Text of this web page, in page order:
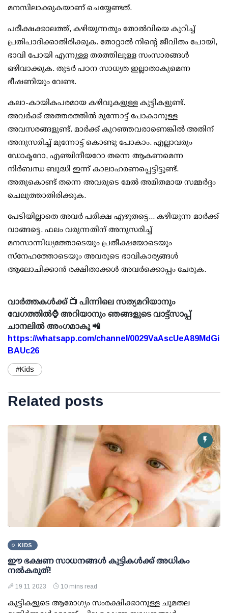
മനസിലാക്കുകയാണ് ചെയ്യേണ്ടത്.
പരീക്ഷക്കാലത്ത്, കഴിയുന്നതും തോല്‍വിയെ കുറിച്ച്
പ്രതിപാദിക്കാതിരിക്കുക. തോറ്റാല്‍ നിന്റെ ജീവിതം പോയി,
ഭാവി പോയി എന്നുള്ള തരത്തിലുള്ള സംസാരങ്ങള്‍
ഒഴിവാക്കുക. തുടര്‍ പഠന സാധ്യത ഇല്ലാതാകുമെന്ന
ഭീഷണിയും വേണ്ട.
കലാ-കായികപരമായ കഴിവുകളുള്ള കുട്ടികളുണ്ട്.
അവര്‍ക്ക് അത്തരത്തില്‍ മുന്നോട്ട് പോകാനുള്ള
അവസരങ്ങളുണ്ട്. മാര്‍ക്ക് കുറഞ്ഞവരാണെങ്കില്‍ അതിന്
അനുസരിച്ച് മുന്നോട്ട് കൊണ്ടു പോകാം. എല്ലാവരും
ഡോക്ടറോ, എഞ്ചിനീയറോ തന്നെ ആകണമെന്ന
നിര്‍ബന്ധ ബുദ്ധി ഇന്ന് കാലാഹരണപ്പെട്ടിട്ടുണ്ട്.
അതുകൊണ്ട് തന്നെ അവരുടെ മേല്‍ അമിതമായ സമ്മര്‍ദ്ദം
ചെലുത്താതിരിക്കുക.
പേടിയില്ലാതെ അവര്‍ പരീക്ഷ എഴുതട്ടെ... കഴിയുന്ന മാര്‍ക്ക്
വാങ്ങട്ടെ. ഫലം വരുന്നതിന് അനുസരിച്ച്
മനസാന്നിധ്യത്തോടെയും പ്രതീക്ഷയോടെയും
സ്നേഹത്തോടെയും അവരുടെ ഭാവികാര്യങ്ങള്‍
ആലോചിക്കാന്‍ രക്ഷിതാക്കള്‍ അവര്‍ക്കൊപ്പം ചേരുക.
വാർത്തകൾക്ക് 📺 പിന്നിലെ സത്യമറിയാനും
വേഗത്തിൽ⌚ അറിയാനും ഞങ്ങളുടെ വാട്ട്സാപ്പ്
ചാനലിൽ അംഗമാകൂ 📲
https://whatsapp.com/channel/0029VaAscUeA89MdGi
BAUc26
#Kids
Related posts
KIDS
ഈ ഭക്ഷണ സാധനങ്ങള്‍ കുട്ടികള്‍ക്ക് അധികം
നല്‍കരുത്!
19 11 2023 10 mins read
കുട്ടികളുടെ ആരോഗ്യം സംരക്ഷിക്കാനുള്ള ചുമതല